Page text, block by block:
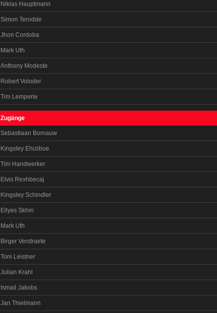
Niklas Hauptmann
Simon Terodde
Jhon Cordoba
Mark Uth
Anthony Modeste
Robert Voloder
Tim Lemperle
Zugänge
Sebastiaan Bornauw
Kingsley Ehizibue
Tim Handwerker
Elvis Rexhbecaj
Kingsley Schindler
Ellyes Skhiri
Mark Uth
Birger Verstraete
Toni Leistner
Julian Krahl
Ismail Jakobs
Jan Thielmann